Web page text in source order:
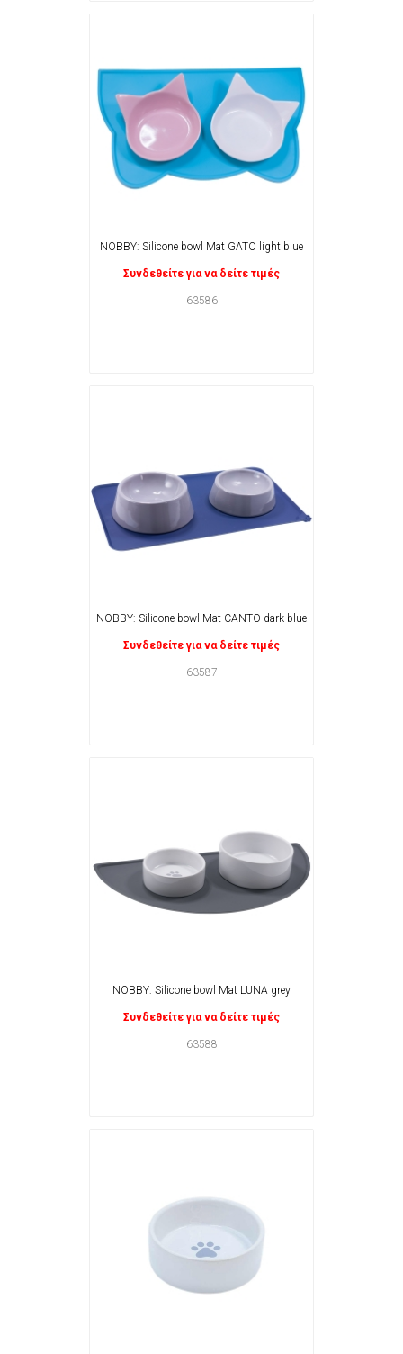
NOBBY: Silicone bowl Mat GATO light blue
Συνδεθείτε για να δείτε τιμές
63586
NOBBY: Silicone bowl Mat CANTO dark blue
Συνδεθείτε για να δείτε τιμές
63587
NOBBY: Silicone bowl Mat LUNA grey
Συνδεθείτε για να δείτε τιμές
63588